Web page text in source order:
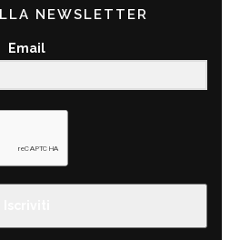
NEWSLETTER
Email